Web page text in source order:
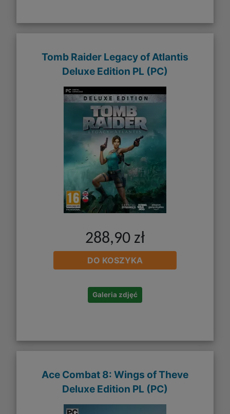
Tomb Raider Legacy of Atlantis
Deluxe Edition PL (PC)
288,90 zł
DO KOSZYKA
Galeria zdjęć
Ace Combat 8: Wings of Theve
Deluxe Edition PL (PC)